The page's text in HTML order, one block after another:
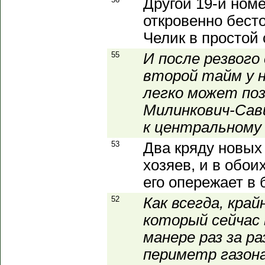
Другой 19-й
откровенно
Челик в простой
55
И после
второй тайм у
легко может
Милинкович-
к центральному
53
Два кряду
хозяев, и в
его опережает
52
Как всегда,
который сейчас
манере раз за
периметр